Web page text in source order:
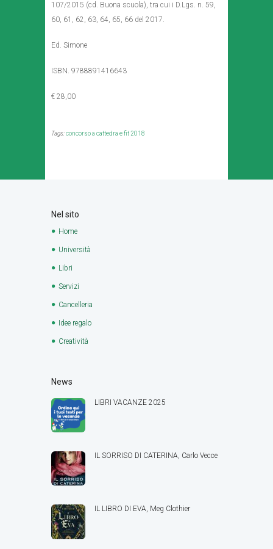
107/2015 (cd. Buona scuola), tra cui i D.Lgs. n. 59,
60, 61, 62, 63, 64, 65, 66 del 2017.
Ed. Simone
ISBN. 9788891416643
€ 28,00
Tags:concorso a cattedra e fit 2018
Nel sito
Home
Università
Libri
Servizi
Cancelleria
Idee regalo
Creatività
News
LIBRI VACANZE 2025
IL SORRISO DI CATERINA, Carlo Vecce
IL LIBRO DI EVA, Meg Clothier